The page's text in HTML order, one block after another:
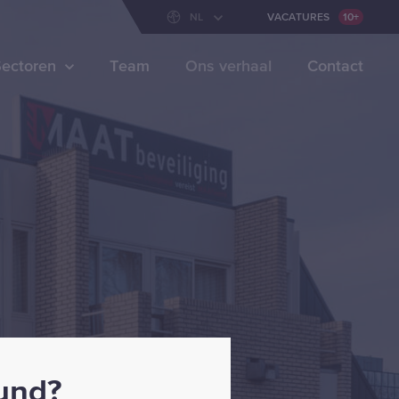
VACATURES
Team Ons verhaal Contact
NL VACATURES 10+